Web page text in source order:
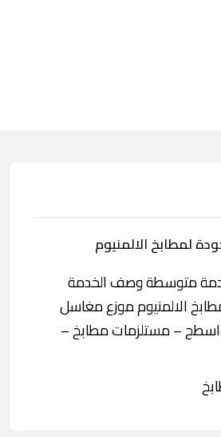
لمطابخ الالمنيوم
متوسطة وصف الخدمة
الالمنيوم موزع مغاسل
– مستلزمات مطابخ –